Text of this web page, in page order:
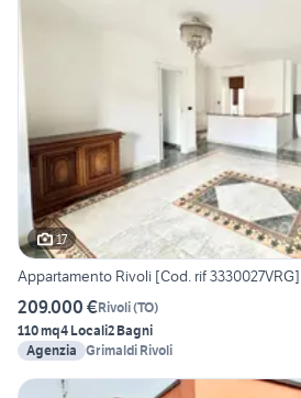
17
Appartamento Rivoli [Cod. rif 3330027VRG]
209.000 €Rivoli(TO)
110 mq4 Locali2 Bagni
Agenzia Grimaldi Rivoli